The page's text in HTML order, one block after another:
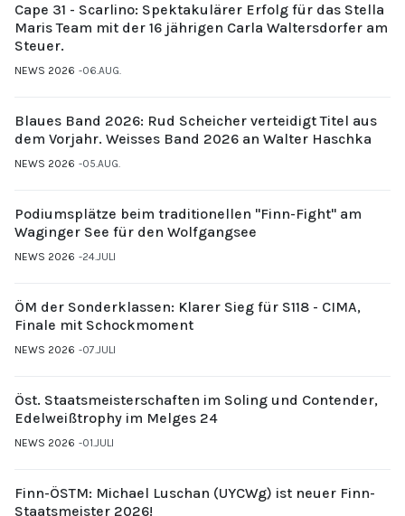
Cape 31 - Scarlino: Spektakulärer Erfolg für das Stella
Maris Team mit der 16 jährigen Carla Waltersdorfer am
Steuer.
NEWS 2026 06.AUG.
Blaues Band 2026: Rud Scheicher verteidigt Titel aus
dem Vorjahr. Weisses Band 2026 an Walter Haschka
NEWS 2026 05.AUG.
Podiumsplätze beim traditionellen "Finn-Fight" am
Waginger See für den Wolfgangsee
NEWS 2026 24.JULI
ÖM der Sonderklassen: Klarer Sieg für S118 - CIMA,
Finale mit Schockmoment
NEWS 2026 07.JULI
Öst. Staatsmeisterschaften im Soling und Contender,
Edelweißtrophy im Melges 24
NEWS 2026 01.JULI
Finn-ÖSTM: Michael Luschan (UYCWg) ist neuer Finn-
Staatsmeister 2026!